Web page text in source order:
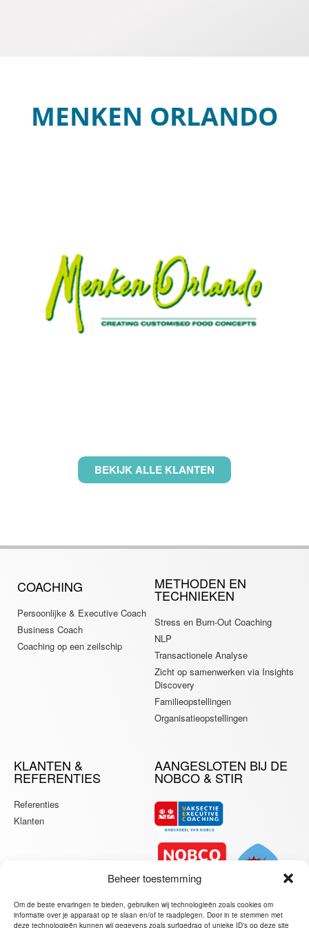
Beheer toestemming
Om de beste ervaringen te bieden, gebruiken wij technologieën zoals cookies om
informatie over je apparaat op te slaan en/of te raadplegen. Door in te stemmen met
deze technologieën kunnen wij gegevens zoals surfgedrag of unieke ID's op deze site
MENKEN ORLANDO
BEKIJK ALLE KLANTEN
COACHING
Persoonlijke & Executive Coach
Business Coach
Coaching op een zeilschip
METHODEN EN
TECHNIEKEN
Stress en Burn-Out Coaching
NLP
Transactionele Analyse
Zicht op samenwerken via Insights
Discovery
Familieopstellingen
Organisatieopstellingen
KLANTEN &
REFERENTIES
Referenties
Klanten
AANGESLOTEN BIJ DE
NOBCO & STIR